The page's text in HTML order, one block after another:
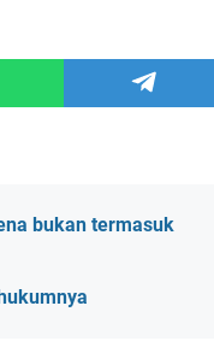
bukan termasuk